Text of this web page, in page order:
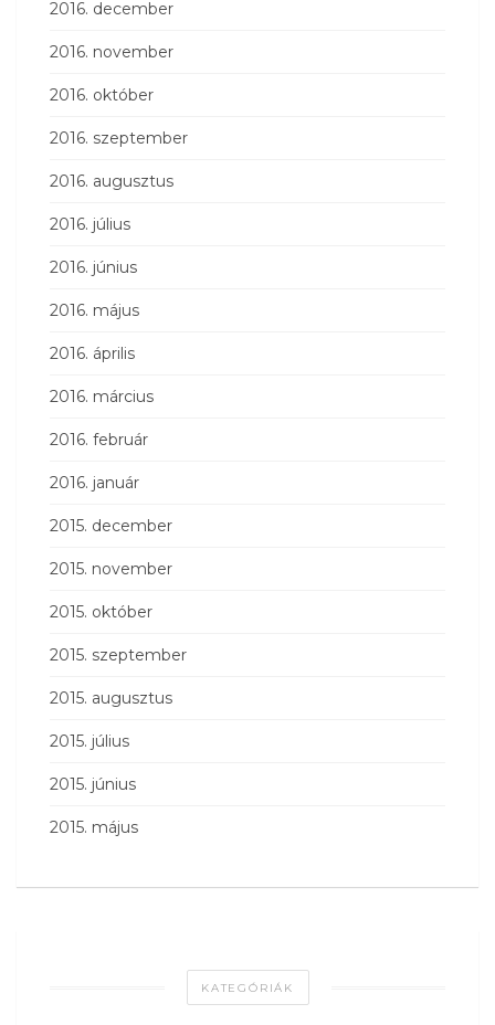
2016. december
2016. november
2016. október
2016. szeptember
2016. augusztus
2016. július
2016. június
2016. május
2016. április
2016. március
2016. február
2016. január
2015. december
2015. november
2015. október
2015. szeptember
2015. augusztus
2015. július
2015. június
2015. május
KATEGÓRIÁK